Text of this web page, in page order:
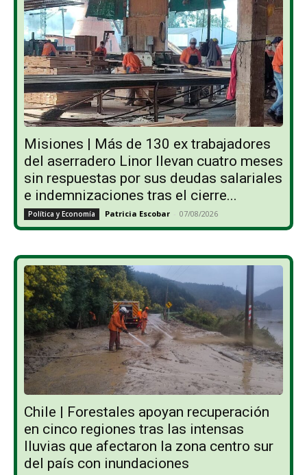
Misiones | Más de 130 ex trabajadores
del aserradero Linor llevan cuatro meses
sin respuestas por sus deudas salariales
e indemnizaciones tras el cierre...
Política y Economía Patricia Escobar - 07/08/2026
Chile | Forestales apoyan recuperación
en cinco regiones tras las intensas
lluvias que afectaron la zona centro sur
del país con inundaciones